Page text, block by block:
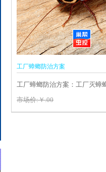
工厂蟑螂防治方案
工厂蟑螂防治方案：工厂灭蟑
螂，工厂蟑螂消杀
市场价:￥.00